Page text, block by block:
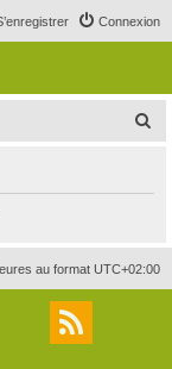
Connexion
r
c
au format UTC+02:00